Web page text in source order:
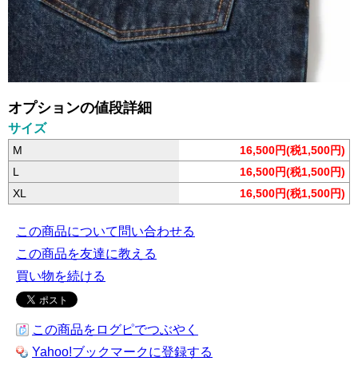
オプションの値段詳細
サイズ
M
16,500円(税1,500円)
L
16,500円(税1,500円)
XL
16,500円(税1,500円)
この商品について問い合わせる
この商品を友達に教える
買い物を続ける
この商品をログピでつぶやく
Yahoo!ブックマークに登録する